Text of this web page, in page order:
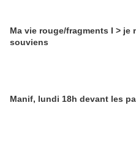
Ma vie rouge/fragments I > je
souviens
Manif, lundi 18h devant les